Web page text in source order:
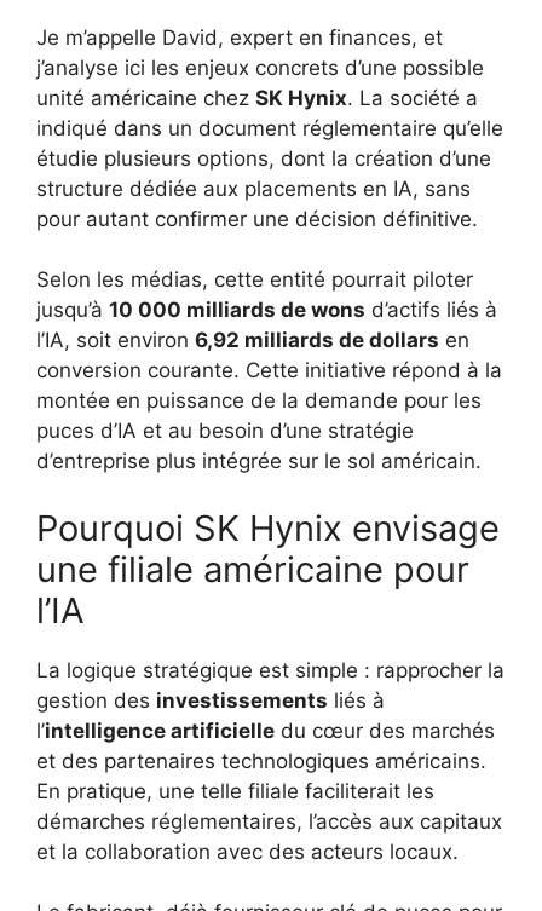
Je m’appelle David, expert en finances, et
j’analyse ici les enjeux concrets d’une possible
unité américaine chez SK Hynix. La société a
indiqué dans un document réglementaire qu’elle
étudie plusieurs options, dont la création d’une
structure dédiée aux placements en IA, sans
pour autant confirmer une décision définitive.
Selon les médias, cette entité pourrait piloter
jusqu’à 10 000 milliards de wons d’actifs liés à
l’IA, soit environ 6,92 milliards de dollars en
conversion courante. Cette initiative répond à la
montée en puissance de la demande pour les
puces d’IA et au besoin d’une stratégie
d’entreprise plus intégrée sur le sol américain.
Pourquoi SK Hynix envisage
une filiale américaine pour
l’IA
La logique stratégique est simple : rapprocher la
gestion des investissements liés à
l’intelligence artificielle du cœur des marchés
et des partenaires technologiques américains.
En pratique, une telle filiale faciliterait les
démarches réglementaires, l’accès aux capitaux
et la collaboration avec des acteurs locaux.